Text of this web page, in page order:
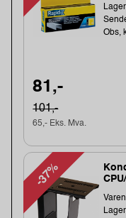
Obs,
81,-
101,-
65,- Eks. Mva.
-37%